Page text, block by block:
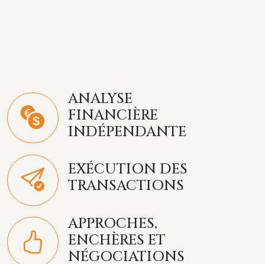
ANALYSE
FINANCIÈRE
INDÉPENDANTE
EXÉCUTION DES
TRANSACTIONS
APPROCHES,
ENCHÈRES ET
NÉGOCIATIONS